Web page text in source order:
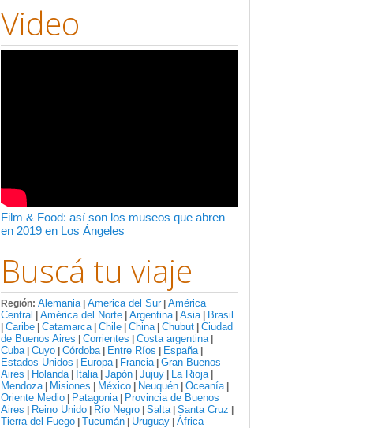
Video
Film & Food: así son los museos que abren
en 2019 en Los Ángeles
Buscá tu viaje
Región: Alemania| America del Sur| América
Central
América del Norte Argentina| Asia| Brasil
Caribe Catamarca| Chile China| Chubut Ciudad
de Buenos Aires
Corrientes Costa argentina|
Cuba| Cuyo Córdoba| Entre Ríos España|
Estados Unidos Europa| Francia| Gran Buenos
Aires
Holanda| Italia| Japón Jujuy La Rioja|
Mendoza| Misiones México Neuquén Oceanía|
Oriente Medio Patagonia|
Provincia de Buenos
Aires
Reino Unido Río Negro Salta| Santa Cruz
Tierra del Fuego Tucumán Uruguay África